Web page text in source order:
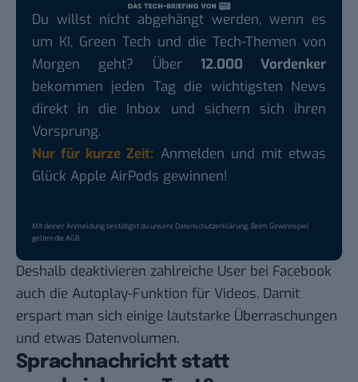
Du willst nicht abgehängt werden, wenn es
um KI, Green Tech und die Tech-Themen von
Morgen geht? Über 12.000 Vordenker
bekommen jeden Tag die wichtigsten News
direkt in die Inbox und sichern sich ihren
Vorsprung.
Nur für kurze Zeit: Anmelden und mit etwas
Glück Apple AirPods gewinnen!
Mit deiner Anmeldung bestätigst du unsereDatenschutzerklärung. Beim Gewinnspiel
gelten dieAGB.
Deshalb deaktivieren zahlreiche User bei Facebook
auch die Autoplay-Funktion für Videos. Damit
erspart man sich einige lautstarke Überraschungen
und etwas Datenvolumen.
Sprachnachricht statt